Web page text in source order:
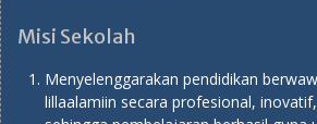
Misi Sekolah
Menyelenggarakan pendidikan
lillaalamiin secara profesional,